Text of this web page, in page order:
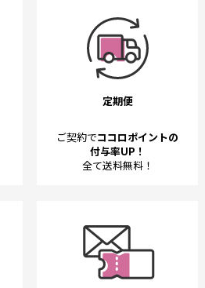
定期便
ご契約でココロポイントの
付与率UP！
全て送料無料！